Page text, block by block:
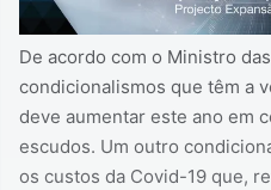
De acordo com o Ministro
condicionalismos que têm a
deve aumentar este ano em
escudos. Um outro
os custos da Covid-19 que,